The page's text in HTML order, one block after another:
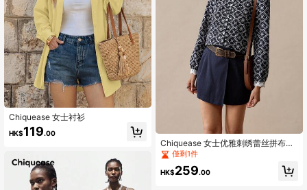
Chiquease 女士衬衫
HK$119.00
Chiquease 女士优雅刺绣蕾丝拼布衬
衫和纯色仿口袋装饰短裙 2 件套，适
合秋季返校季
僅剩1件
HK$259.00